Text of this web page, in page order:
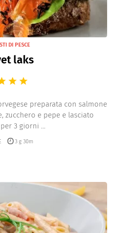
DI PESCE
laks
preparata con salmone
zucchero e pepe e lasciato
3 giorni ...
3 g 30m